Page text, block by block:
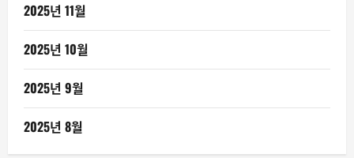
2025년 11월
2025년 10월
2025년 9월
2025년 8월